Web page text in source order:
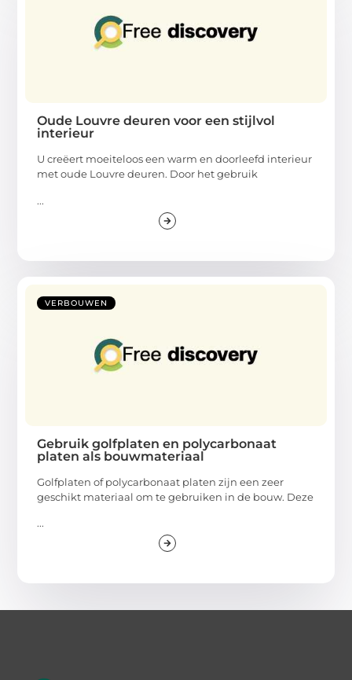
Oude Louvre deuren voor een stijlvol
interieur
U creëert moeiteloos een warm en doorleefd interieur
met oude Louvre deuren. Door het gebruik
...
VERBOUWEN
Gebruik golfplaten en polycarbonaat
platen als bouwmateriaal
Golfplaten of polycarbonaat platen zijn een zeer
geschikt materiaal om te gebruiken in de bouw. Deze
...